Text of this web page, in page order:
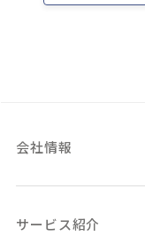
会社情報
サービス紹介